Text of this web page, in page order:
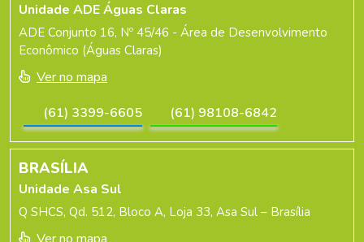
Unidade ADE Águas Claras
ADE Conjunto 16, Nº 45/46 - Área de Desenvolvimento
Econômico (Águas Claras)
Ver no mapa
(61) 3399-6605
(61) 98108-6842
BRASÍLIA
Unidade Asa Sul
Q SHCS, Qd. 512, Bloco A, Loja 33, Asa Sul – Brasília